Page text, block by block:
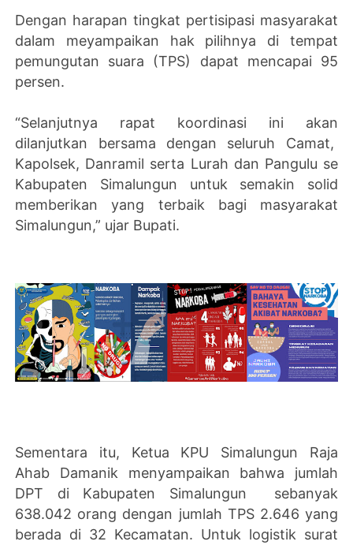
Dengan harapan tingkat pertisipasi masyarakat
dalam meyampaikan hak pilihnya di tempat
pemungutan suara (TPS) dapat mencapai 95
persen.
“Selanjutnya rapat koordinasi ini akan
dilanjutkan bersama dengan seluruh Camat,
Kapolsek, Danramil serta Lurah dan Pangulu se
Kabupaten Simalungun untuk semakin solid
memberikan yang terbaik bagi masyarakat
Simalungun,” ujar Bupati.
Sementara itu, Ketua KPU Simalungun Raja
Ahab Damanik menyampaikan bahwa jumlah
DPT di Kabupaten Simalungun sebanyak
638.042 orang dengan jumlah TPS 2.646 yang
berada di 32 Kecamatan. Untuk logistik surat